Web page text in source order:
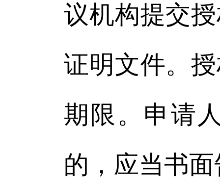
议机构提交
证明文件。
期限。申请
的，应当书